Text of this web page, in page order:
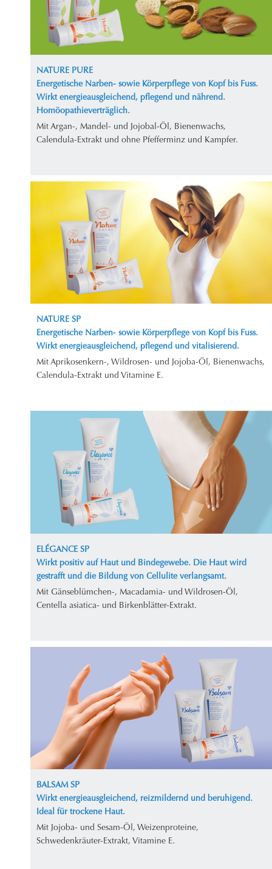
NATURE PURE
Energetische Narben- sowie Körperpflege von Kopf bis Fuss.
Wirkt energieausgleichend, pflegend und nährend.
Homöopathieverträglich.
Mit Argan-, Mandel- und Jojobal-Öl, Bienenwachs,
Calendula-Extrakt und ohne Pfefferminz und Kampfer.
NATURE SP
Energetische Narben- sowie Körperpflege von Kopf bis Fuss.
Wirkt energieausgleichend, pflegend und vitalisierend.
Mit Aprikosenkern-, Wildrosen- und Jojoba-Öl, Bienenwachs,
Calendula-Extrakt und Vitamine E.
ELÉGANCE SP
Wirkt positiv auf Haut und Bindegewebe. Die Haut wird
gestrafft und die Bildung von Cellulite verlangsamt.
Mit Gänseblümchen-, Macadamia- und Wildrosen-Öl,
Centella asiatica- und Birkenblätter-Extrakt.
BALSAM SP
Wirkt energieausgleichend, reizmildernd und beruhigend.
Ideal für trockene Haut.
Mit Jojoba- und Sesam-Öl, Weizenproteine,
Schwedenkräuter-Extrakt, Vitamine E.